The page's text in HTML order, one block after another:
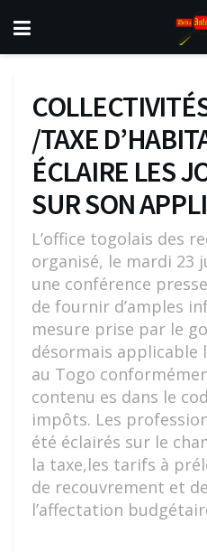
/TAXE
ÉCLAIRE LES
SUR SON
L’office togolais des
organisé, le mardi 23
une conférence
de fournir d’amples
mesure prise par le
désormais applicable
au Togo
contenu es dans le
impôts. Les
été éclairés sur le
la taxe,les tarifs à
de recouvrement et
l’affectation